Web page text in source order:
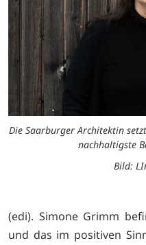
Die Saarburger Architektin
nachhaltigste
Bild:
(edi). Simone Grimm
und das im positiven